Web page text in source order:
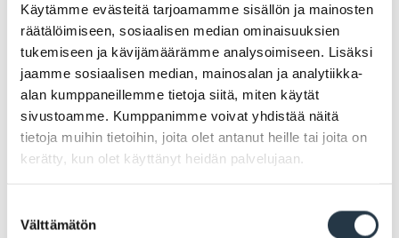
Käytämme evästeitä tarjoamamme sisällön ja mainosten
räätälöimiseen, sosiaalisen median ominaisuuksien
tukemiseen ja kävijämäärämme analysoimiseen. Lisäksi
jaamme sosiaalisen median, mainosalan ja analytiikka-
alan kumppaneillemme tietoja siitä, miten käytät
sivustoamme. Kumppanimme voivat yhdistää näitä
tietoja muihin tietoihin, joita olet antanut heille tai joita on
kerätty, kun olet käyttänyt heidän palvelujaan.
valinta
Välttämätön
kaupunkiin liittyivät saaristopitäjät Rymättylä,
Merimasku ja Velkua. Vuonna 2011 osakuntaliitos siirsi
vielä Livonsaaren ja Lempisaaren alueet Maskusta
Naantaliin. Liitetyt alueet kasvattivat kaupungin pinta-
alaa yhteensä noin 50 neliökilometriä, maata alueesta
on runsaat 27 neliökilometriä, loput vesialuetta.
Naantalista on tullut suomenkielisen saariston suurelta
unohtanut nunnaluostariaan, sukkiaan,